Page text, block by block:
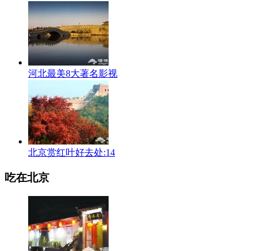
河北最美8大著名影视
北京赏红叶好去处:14
吃在北京